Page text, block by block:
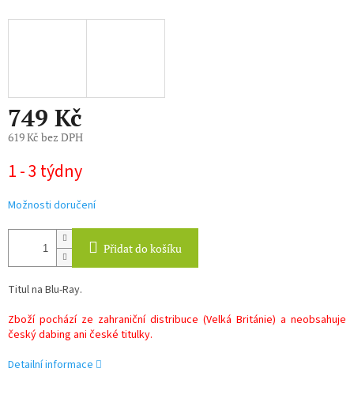
749 Kč
619 Kč bez DPH
cena:
1 - 3 týdny
Možnosti doručení
Přidat do košíku
Titul na Blu-Ray.
Zboží pochází ze zahraniční distribuce (Velká Británie) a neobsahuje
český dabing ani české titulky.
Detailní informace